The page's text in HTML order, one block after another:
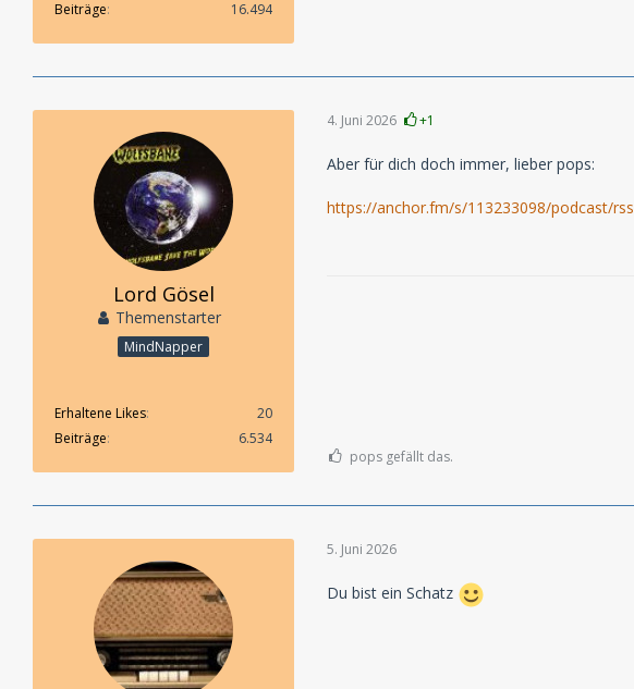
Beiträge
16.494
Lord Gösel
Themenstarter
MindNapper
Erhaltene Likes
20
Beiträge
6.534
4. Juni 2026 +1
Aber für dich doch immer, lieber pops:
https://anchor.fm/s/113233098/podcast/rss
pops gefällt das.
5. Juni 2026
Du bist ein Schatz